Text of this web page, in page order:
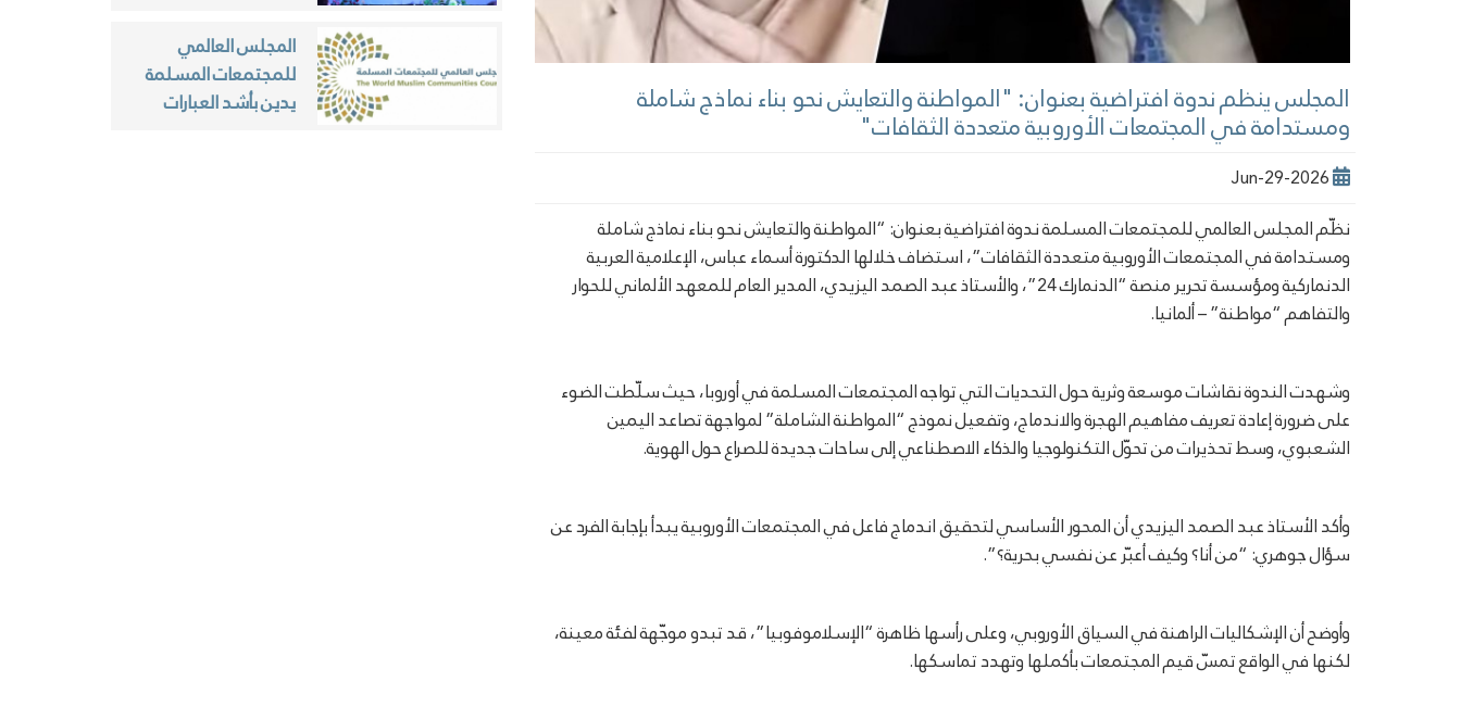
المجلس ينظم ندوة افتراضية بعنوان: "المواطنة والتعايش نحو بناء نماذج شاملة
ومستدامة في المجتمعات الأوروبية متعددة الثقافات"
2026-Jun-29
نظّم المجلس العالمي للمجتمعات المسلمة ندوة افتراضية بعنوان: “المواطنة والتعايش نحو بناء نماذج شاملة
ومستدامة في المجتمعات الأوروبية متعددة الثقافات”، استضاف خلالها الدكتورة أسماء عباس، الإعلامية العربية
الدنماركية ومؤسسة تحرير منصة “الدنمارك 24”، والأستاذ عبد الصمد اليزيدي، المدير العام للمعهد الألماني للحوار
والتفاهم “مواطنة” – ألمانيا.
وشهدت الندوة نقاشات موسعة وثرية حول التحديات التي تواجه المجتمعات المسلمة في أوروبا، حيث سلّطت الضوء
على ضرورة إعادة تعريف مفاهيم الهجرة والاندماج، وتفعيل نموذج “المواطنة الشاملة” لمواجهة تصاعد اليمين
الشعبوي، وسط تحذيرات من تحوّل التكنولوجيا والذكاء الاصطناعي إلى ساحات جديدة للصراع حول الهوية.
وأكد الأستاذ عبد الصمد اليزيدي أن المحور الأساسي لتحقيق اندماج فاعل في المجتمعات الأوروبية يبدأ بإجابة الفرد عن
سؤال جوهري: “من أنا؟ وكيف أعبّر عن نفسي بحرية؟”.
وأوضح أن الإشكاليات الراهنة في السياق الأوروبي، وعلى رأسها ظاهرة “الإسلاموفوبيا”، قد تبدو موجّهة لفئة معينة،
لكنها في الواقع تمسّ قيم المجتمعات بأكملها وتهدد تماسكها.
الإسلامي" بداغستان
المجلس العالمي
للمجتمعات المسلمة
يدين بأشد العبارات